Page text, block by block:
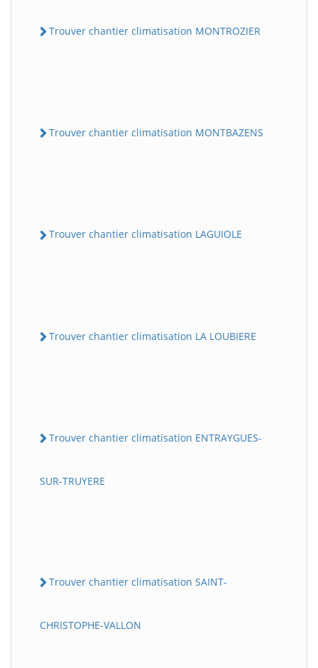
Trouver chantier climatisation MONTROZIER
Trouver chantier climatisation MONTBAZENS
Trouver chantier climatisation LAGUIOLE
Trouver chantier climatisation LA LOUBIERE
Trouver chantier climatisation ENTRAYGUES-
SUR-TRUYERE
Trouver chantier climatisation SAINT-
CHRISTOPHE-VALLON